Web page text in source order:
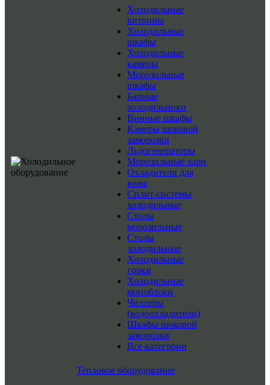
Холодильные
витрины
Холодильные
шкафы
Холодильные
камеры
Морозильные
шкафы
Барные
холодильники
Винные шкафы
Камеры шоковой
заморозки
Льдогенераторы
Морозильные лари
Охладители для
вина
Сплит-системы
холодильные
Столы
морозильные
Столы
холодильные
Холодильные
горки
Холодильные
моноблоки
Чиллеры
(водоохладители)
Шкафы шоковой
заморозки
Все категории
Тепловое оборудование